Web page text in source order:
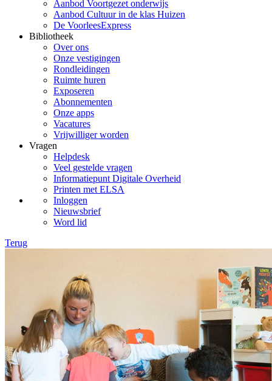
Aanbod Voortgezet onderwijs
Aanbod Cultuur in de klas Huizen
De VoorleesExpress
Bibliotheek
Over ons
Onze vestigingen
Rondleidingen
Ruimte huren
Exposeren
Abonnementen
Onze apps
Vacatures
Vrijwilliger worden
Vragen
Helpdesk
Veel gestelde vragen
Informatiepunt Digitale Overheid
Printen met ELSA
Inloggen
Nieuwsbrief
Word lid
Terug